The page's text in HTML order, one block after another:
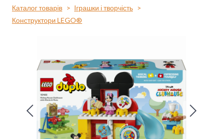
Каталог товарів
Іграшки і творчість
Конструктори LEGO®